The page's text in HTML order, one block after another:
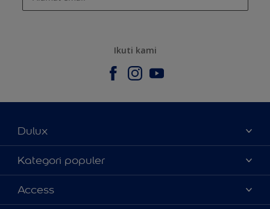
Ikuti kami
Dulux
Tentang Kami
Contact us
Temukan toko
Kategori populer
Warna
Produk
Access